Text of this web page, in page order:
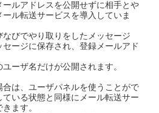
ルアドレスを公開せずに相手とや
ル転送サービスを導入していま
びでやり取りをしたメッセージ
ージに保存され、登録メールアド
ーザ名だけが公開されます。
合は、ユーザパネルを使うことがで
いる状態と同様にメール転送サー
ます。